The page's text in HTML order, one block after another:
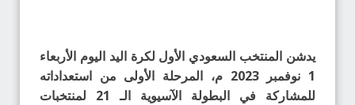
يدشن المنتخب السعودي الأول لكرة اليد اليوم الأربعاء
1 نوفمبر 2023 م، المرحلة الأولى من استعداداته
للمشاركة في البطولة الآسيوية الـ 21 لمنتخبات